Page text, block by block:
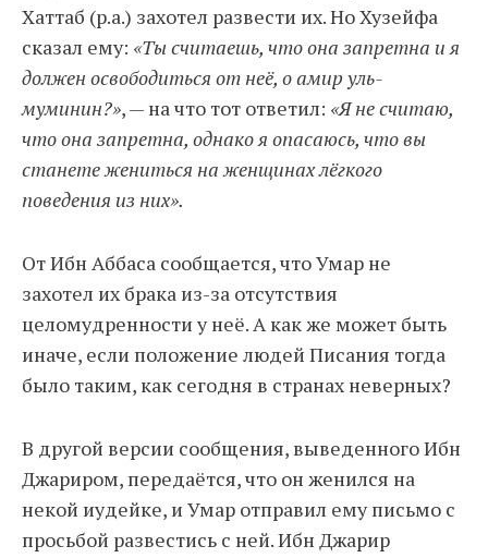
Хаттаб (р.а.) захотел развести их. Но Хузейфа
сказал ему: «Ты считаешь, что она запретна и я
должен освободиться от неё, о амир уль-
муминин?», — на что тот ответил: «Я не считаю,
что она запретна, однако я опасаюсь, что вы
станете жениться на женщинах лёгкого
поведения из них».
От Ибн Аббаса сообщается, что Умар не
захотел их брака из-за отсутствия
целомудренности у неё. А как же может быть
иначе, если положение людей Писания тогда
было таким, как сегодня в странах неверных?
В другой версии сообщения, выведенного Ибн
Джариром, передаётся, что он женился на
некой иудейке, и Умар отправил ему письмо с
просьбой развестись с ней. Ибн Джарир